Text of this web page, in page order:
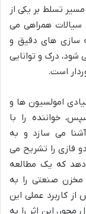
تسلط بر یکی از
همراهی می
سازی های دقیق و
درک و توانایی
است.
امولسیون ها و
خواننده را با
می سازد و به
فازی را تشریح می
که یک مطالعه
صنعتی را به
کاربرد عملی این
این اثر را به